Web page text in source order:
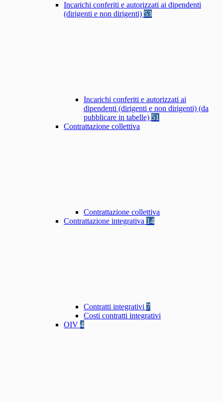
Incarichi conferiti e autorizzati ai dipendenti
(dirigenti e non dirigenti) 53
Incarichi conferiti e autorizzati ai
dipendenti (dirigenti e non dirigenti) (da
pubblicare in tabelle) 51
Contrattazione collettiva
Contrattazione collettiva
Contrattazione integrativa 14
Contratti integrativi 7
Costi contratti integrativi
OIV 4